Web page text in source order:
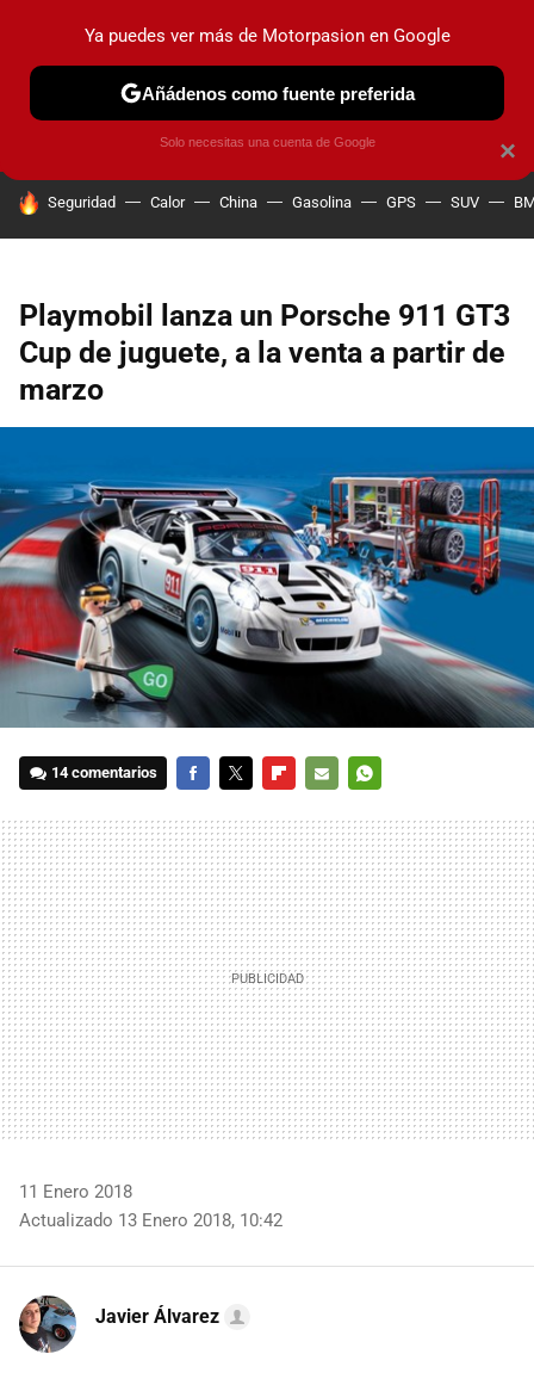
PRUEBAS COCHES ELÉCTRICOS OBSERVATORIO
HOY SE HABLA DE
Seguridad Calor China Gasolina GPS SUV
Playmobil lanza un Porsche 911 GT3
Cup de juguete, a la venta a partir de
marzo
14 comentarios
MAIL
11 Enero 2018
Actualizado 13 Enero 2018, 10:42
Javier Álvarez
×
Ya puedes ver más de Motorpasion en Google
Añádenos como fuente preferida
Solo necesitas una cuenta de Google